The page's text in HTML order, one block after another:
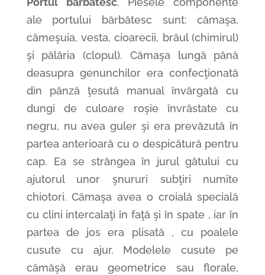
ale portului bărbătesc sunt: cămaşa,
cămeşuia, vesta, cioarecii, brâul (chimirul)
şi pălăria (clopul). Cămaşa lungă până
deasupra genunchilor era confecţionată
din pânză ţesută manual învărgată cu
dungi de culoare roşie învrâstate cu
negru, nu avea guler şi era prevăzută în
partea anterioară cu o despicătură pentru
cap. Ea se strângea în jurul gâtului cu
ajutorul unor şnururi subţiri numite
chiotori. Cămaşa avea o croială specială
cu clini intercalaţi în faţă şi în spate , iar în
partea de jos era plisată , cu poalele
cusute cu ajur. Modelele cusute pe
cămăşă erau geometrice sau florale,